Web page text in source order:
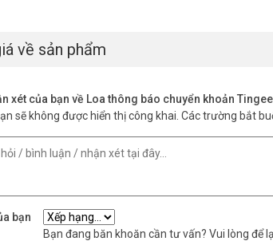
về sản phẩm
xét của bạn về Loa thông báo chuyển khoản
sẽ không được hiển thị công khai. Các trường bắt
bạn
Bạn đang băn khoăn cần tư vấn? Vui lòng để